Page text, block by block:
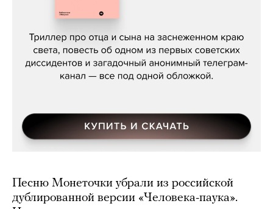
Даниил Туровский, «Разрыв»
Песню Монеточки убрали из российской
дублированной версии «Человека-паука».